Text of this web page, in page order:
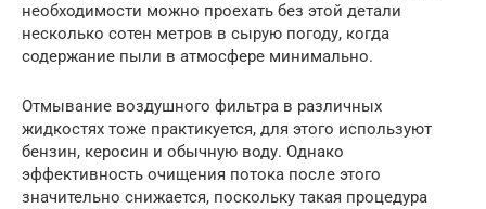
необходимости можно проехать без этой детали
несколько сотен метров в сырую погоду, когда
содержание пыли в атмосфере минимально.
Отмывание воздушного фильтра в различных
жидкостях тоже практикуется, для этого используют
бензин, керосин и обычную воду. Однако
эффективность очищения потока после этого
значительно снижается, поскольку такая процедура